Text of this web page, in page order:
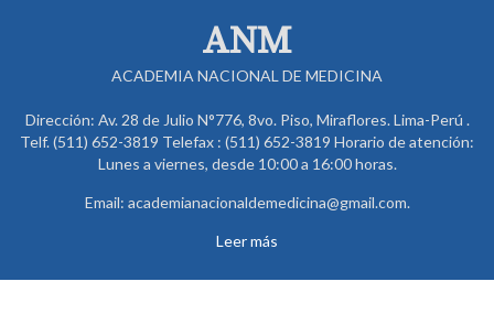
ANM
ACADEMIA NACIONAL DE MEDICINA
Dirección: Av. 28 de Julio N°776, 8vo. Piso, Miraflores. Lima-Perú .
Telf. (511) 652-3819 Telefax : (511) 652-3819 Horario de atención:
Lunes a viernes, desde 10:00 a 16:00 horas.
Email: academianacionaldemedicina@gmail.com.
Leer más